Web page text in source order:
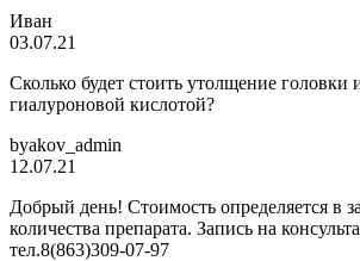
Иван
03.07.21
Сколько будет стоить утолщение головки
гиалуроновой кислотой?
byakov_admin
12.07.21
Добрый день! Стоимость определяется в
количества препарата. Запись на
тел.8(863)309-07-97